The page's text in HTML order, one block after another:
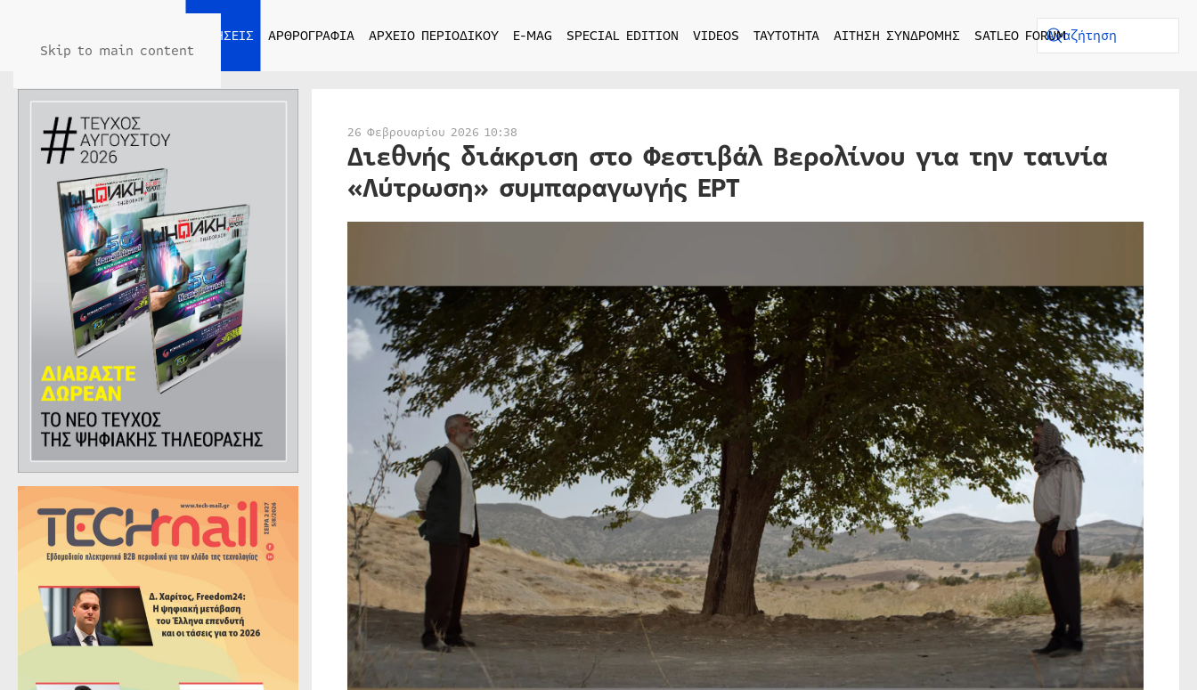
Skip to main content
ΕΙΔΗΣΕΙΣ ΑΡΘΡΟΓΡΑΦΙΑ ΑΡΧΕΙΟ ΠΕΡΙΟΔΙΚΟΥ E-MAG SPECIAL EDITION VIDEOS ΤΑΥΤΟΤΗΤΑ ΑΙΤΗΣΗ ΣΥΝΔΡΟΜΗΣ SATLEO FORUM
26 Φεβρουαρίου 2026 10:38
Διεθνής διάκριση στο Φεστιβάλ Βερολίνου για την ταινία
«Λύτρωση» συμπαραγωγής ΕΡΤ